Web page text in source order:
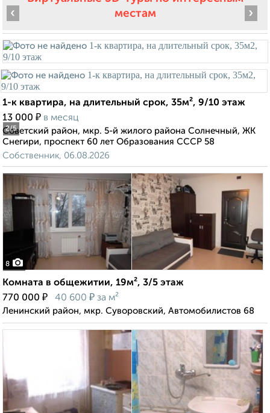
местам
2/5
‹ ›
1-к квартира, на длительный срок, 35м², 9/10 этаж
13 000 ₽ в месяц
Советский район, мкр. 5-й жилого района Солнечный, ЖК
Снегири, проспект 60 лет Образования СССР 58
Собственник, 06.08.2026
8
Комната в общежитии, 19м², 3/5 этаж
770 000 ₽ 40 600 ₽ за м²
Ленинский район, мкр. Суворовский, Автомобилистов 68